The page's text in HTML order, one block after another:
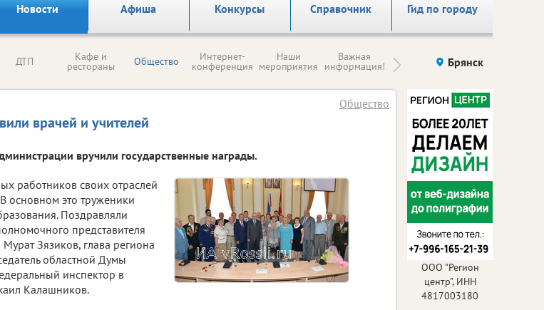
Новости Афиша Справочник Гид по городу
Конкурсы
ДТП Кафе и
рестораны Общество Интернет-
конференция
Наши
мероприятия
Важная
информация! Происшествия Здоровье
Брянск
врачей и учителей
Общество
вручили государственные награды.
работников своих отраслей
В основном это труженики
Поздравляли
представителя
Зязиков, глава региона
областной Думы
инспектор в
Калашников.
ООО "Регион
центр", ИНН
4817003180